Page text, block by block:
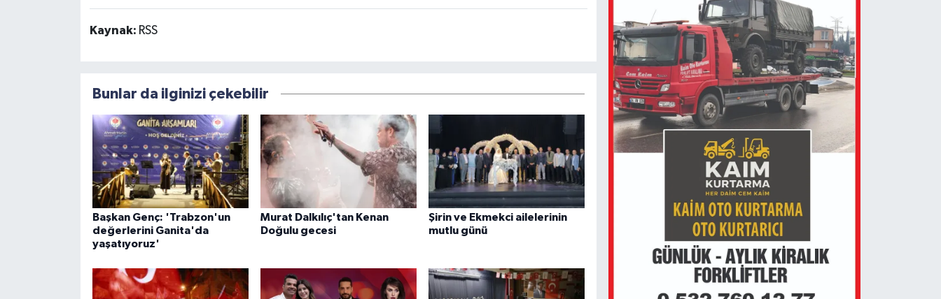
Kaynak: RSS
Bunlar da ilginizi çekebilir
Başkan Genç: 'Trabzon'un
değerlerini Ganita'da
yaşatıyoruz'
Murat Dalkılıç'tan Kenan
Doğulu gecesi
Şirin ve Ekmekci ailelerinin
mutlu günü